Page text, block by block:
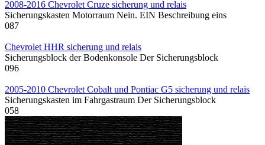
2008-2016 Chevrolet Cruze sicherung und relais
Sicherungskasten Motorraum Nein. EIN Beschreibung eins
087
Chevrolet HHR sicherung und relais
Sicherungsblock der Bodenkonsole Der Sicherungsblock
096
2005-2010 Chevrolet Cobalt und Pontiac G5 sicherung und relais
Sicherungskasten im Fahrgastraum Der Sicherungsblock
058